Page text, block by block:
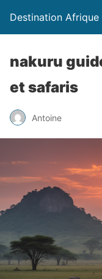
Destination
nakuru
et safaris
Antoine